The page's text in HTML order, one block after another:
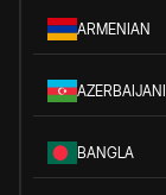
ARMENIAN
AZERBAIJANI
BANGLA